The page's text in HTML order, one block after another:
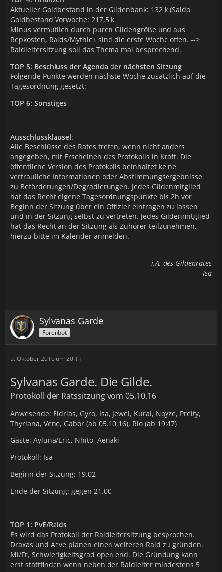
Aktueller Goldbestand in der Gildenbank: 132 k (Saldo
Goldbestand Vorwoche: 217,5 k
Minus vermutlich durch puren Gildengröße und aus
Repkosten, Raids/Mythic+ sind die erste Woche offen. -->
Raidleitersitzung soll das Thema mal besprechend.
TOP 5: Beschluss der Agenda der nächsten Sitzung
Folgende Punkte werden nächste Woche zusätzlich auf die
Tagesordnung gesetzt:
TOP 6: Sonstiges
Ausschlussklausel:
Alle Beschlüsse des Rates treten, wenn nicht anders
angegeben, mit Erscheinen des Protokolls in Kraft. Die
öffentliche Version des Protokolls beinhaltet keine
vertrauliche Informationen oder Abstimmungsergebnisse
zu Beförderungen/Degradierungen. Jedes Gildenmitglied
hat das Recht eigene Tagesordnungspunkte bis 2h vor
Beginn der Sitzung über ein Offizier eintragen zu lassen
und in der Sitzung selbst zu vertreten. Jedes Gildenmitglied
hat das Recht an der Sitzung als Zuhörer teilzunehmen,
hierzu bitte im Kalender anmelden.
i.A. des Gildenrates
Isa
Sylvanas Garde
Forenbot
5. Oktober 2016 um 20:11
Sylvanas Garde. Die Gilde.
Protokoll der Ratssitzung vom 05.10.16
Anwesende: Eldrias, Gyro, Isa, Jewel, Kurai, Noyze, Preity,
Thyriana, Vene, Gabor (ab 05.10.16), Rio (ab 19:47)
Gäste: Ayluna/Eric, Nhito, Aenaki
Protokoll: Isa
Beginn der Sitzung: 19.02
Ende der Sitzung: gegen 21.00
TOP 1: PvE/Raids
Es wird das Protokoll der Raidleitersitzung besprochen.
Draxas und Aeve planen einen weiteren Raid zu gründen.
Mi/Fr, Schwierigkeitsgrad open end. Die Gründung kann
erst stattfinden wenn neben der Raidleiter mindestens 5